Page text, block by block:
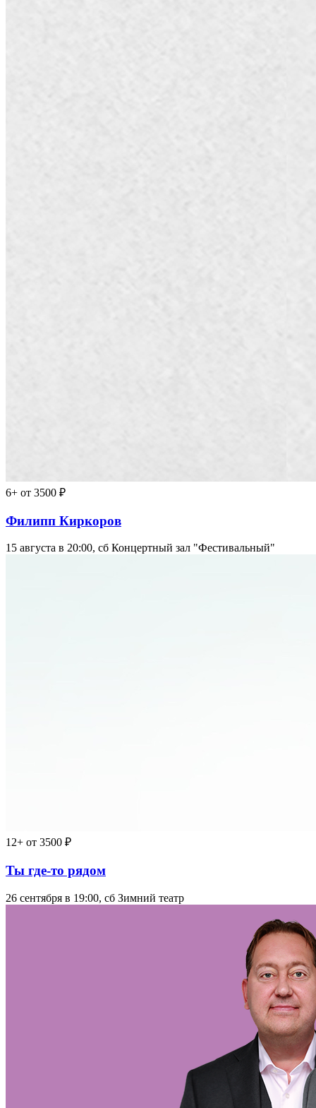
6+ от 3500 ₽
Филипп Киркоров
15 августа в 20:00, сб Концертный зал "Фестивальный"
12+ от 3500 ₽
Ты где-то рядом
26 сентября в 19:00, сб Зимний театр